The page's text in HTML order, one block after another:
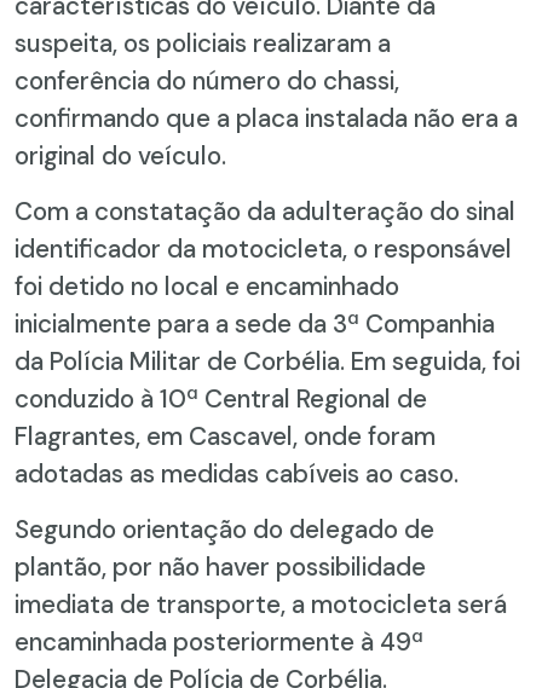
suspeita, os policiais realizaram a
conferência do número do chassi,
confirmando que a placa instalada não era a
original do veículo.
Com a constatação da adulteração do sinal
identificador da motocicleta, o responsável
foi detido no local e encaminhado
inicialmente para a sede da 3ª Companhia
da Polícia Militar de Corbélia. Em seguida, foi
conduzido à 10ª Central Regional de
Flagrantes, em Cascavel, onde foram
adotadas as medidas cabíveis ao caso.
Segundo orientação do delegado de
plantão, por não haver possibilidade
imediata de transporte, a motocicleta será
encaminhada posteriormente à 49ª
Delegacia de Polícia de Corbélia.